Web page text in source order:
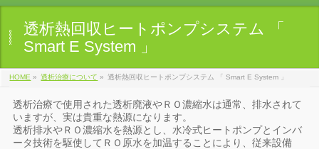
透析熱回収ヒートポンプシステム 「
Smart E System 」
HOME » 透析治療について » 透析熱回収ヒートポンプシステム 「 Smart E System 」
透析治療で使用された透析廃液やＲＯ濃縮水は通常、排水されて
いますが、実は貴重な熱源になります。
透析排水やＲＯ濃縮水を熱源とし、水冷式ヒートポンプとインバ
ータ技術を駆使してＲＯ原水を加温することにより、従来設備